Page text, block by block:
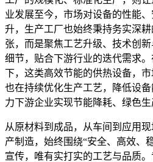
业发展至今，市场对设备的性能
升，生产工厂也始终秉持务实深
张，而是聚焦工艺升级、技术创
细节，贴合下游行业的迭代需求
下，这类高效节能的供热设备，
也在持续优化生产工艺，降低设
力下游企业实现节能降耗、绿色生
从原材料到成品，从车间到应用
产制造，始终围绕“安全、高效、
宣传，唯有实打实的工艺与品质